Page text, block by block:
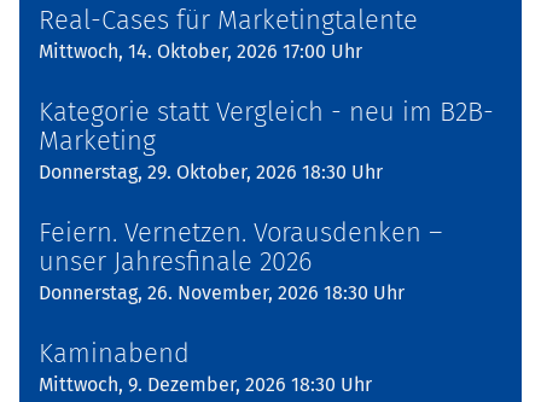
Real-Cases für Marketingtalente
Mittwoch, 14. Oktober, 2026 17:00 Uhr
Kategorie statt Vergleich - neu im B2B-
Marketing
Donnerstag, 29. Oktober, 2026 18:30 Uhr
Feiern. Vernetzen. Vorausdenken –
unser Jahresfinale 2026
Donnerstag, 26. November, 2026 18:30 Uhr
Kaminabend
Mittwoch, 9. Dezember, 2026 18:30 Uhr